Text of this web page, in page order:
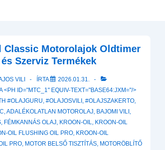
Classic Motorolajok Oldtimer
Szerviz Termékek
VILI ÍRTA
2026.01.31.
<PH ID="MTC_1" EQUIV-TEXT="BASE64:JXM="/>
#OLAJGURU,#OLAJOSVILI ,#OLAJSZAKERTO,
,ADALÉKOLATLAN MOTOROLAJ, BAJOMI VILI ,
, FÉMKANNÁS OLAJ, KROON-OIL, KROON-OIL
OIL FLUSHING OIL PRO, KROON-OIL
PRO, MOTOR BELSŐ TISZTÍTÁS, MOTORÖBLÍTŐ